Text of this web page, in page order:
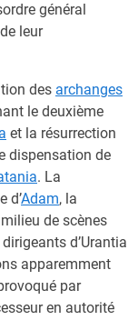
général
leur
des archanges
le deuxième
et la résurrection
dispensation de
. La
d’Adam, la
milieu de scènes
d’Urantia
apparemment
par
en autorité